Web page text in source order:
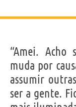
“Amei. Acho
muda por
assumir
ser a gente.